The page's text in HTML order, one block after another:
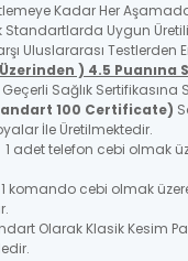
Kadar Her
Standartlarda Uygun
Uluslararası Testlerden
) 4.5 Puanına
Sağlık Sertifikasına
100 Certificate)
İle Üretilmektedir.
adet telefon cebi olmak
komando cebi olmak
Olarak Klasik Kesim